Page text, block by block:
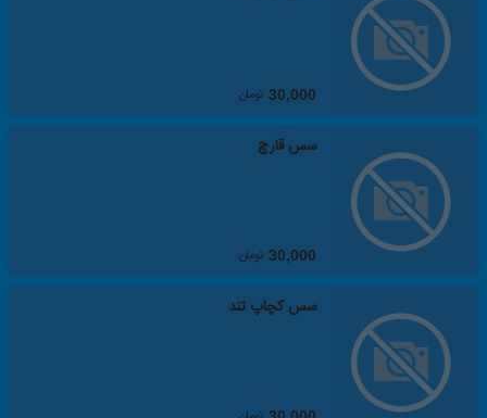
30,000 تومان
سس قارچ
30,000 تومان
سس کچاپ تند